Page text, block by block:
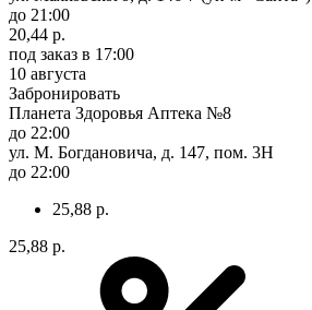
до 21:00
20,44 р.
под заказ в 17:00
10 августа
Забронировать
Планета Здоровья Аптека №8
до 22:00
ул. М. Богдановича, д. 147, пом. 3Н
до 22:00
25,88 р.
25,88 р.